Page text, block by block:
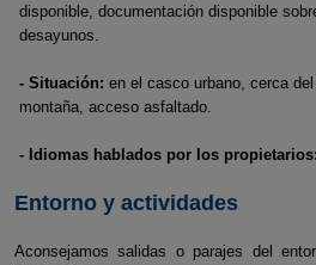
disponible, documentación disponible
desayunos.
- Situación: en el casco urbano, cerca
montaña, acceso asfaltado.
- Idiomas hablados por los propietarios:
Entorno y actividades
Aconsejamos salidas o parajes del